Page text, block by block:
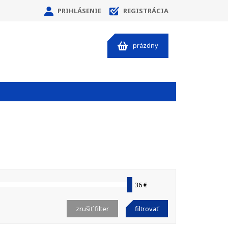
PRIHLÁSENIE REGISTRÁCIA
prázdny
36 €
filtrovať
zrušiť filter